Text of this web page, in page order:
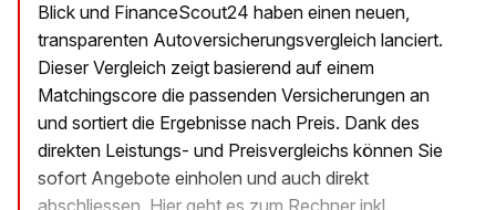
Blick und FinanceScout24 haben einen neuen,
transparenten Autoversicherungsvergleich lanciert.
Dieser Vergleich zeigt basierend auf einem
Matchingscore die passenden Versicherungen an
und sortiert die Ergebnisse nach Preis. Dank des
direkten Leistungs- und Preisvergleichs können Sie
sofort Angebote einholen und auch direkt